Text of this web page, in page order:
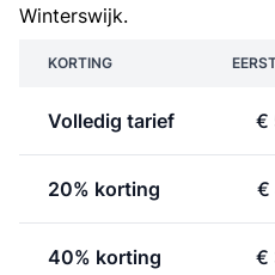
Winterswijk.
KORTING
Volledig tarief €
20% korting €
40% korting €